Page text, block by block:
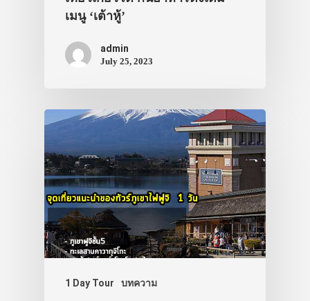
เมนู ‘เต้าหู้’
admin
July 25, 2023
1 Day Tour บทความ